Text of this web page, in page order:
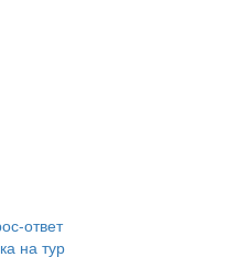
ответ
на тур